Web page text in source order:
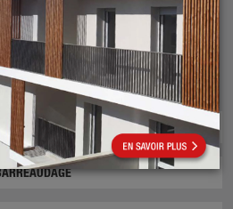
Filtres :
REMPLISSAGE